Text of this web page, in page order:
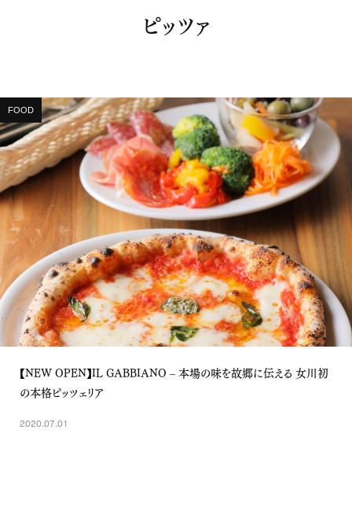
ピッツァ
FOOD
【NEW OPEN】IL GABBIANO – 本場の味を故郷に伝える 女川初
の本格ピッツェリア
2020.07.01